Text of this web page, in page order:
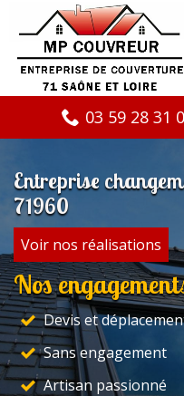
03 59 28 31
Entreprise
71960
Voir nos réalisations
Nos
Devis et
Sans engagement
Artisan passionné